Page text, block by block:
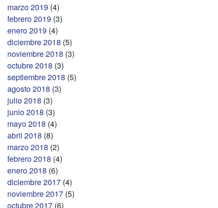
marzo 2019 (4)
febrero 2019 (3)
enero 2019 (4)
diciembre 2018 (5)
noviembre 2018 (3)
octubre 2018 (3)
septiembre 2018 (5)
agosto 2018 (3)
julio 2018 (3)
junio 2018 (3)
mayo 2018 (4)
abril 2018 (8)
marzo 2018 (2)
febrero 2018 (4)
enero 2018 (6)
diciembre 2017 (4)
noviembre 2017 (5)
octubre 2017 (6)